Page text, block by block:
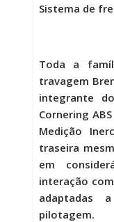
Sistema de
Toda a
travagem
integrante
Cornering
Medição
traseira
em
interação
adaptadas
pilotagem.